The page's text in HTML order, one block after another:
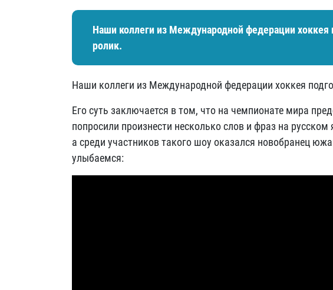
Наши коллеги из Международной федерации хоккея
ролик.
Наши коллеги из Международной федерации хоккея
Его суть заключается в том, что на чемпионате мира
попросили произнести несколько слов и фраз на
а среди участников такого шоу оказался новобранец
улыбаемся: